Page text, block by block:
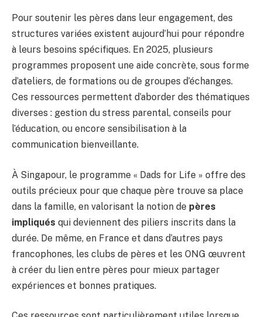
Pour soutenir les pères dans leur engagement, des
structures variées existent aujourd’hui pour répondre
à leurs besoins spécifiques. En 2025, plusieurs
programmes proposent une aide concrète, sous forme
d’ateliers, de formations ou de groupes d’échanges.
Ces ressources permettent d’aborder des thématiques
diverses : gestion du stress parental, conseils pour
l’éducation, ou encore sensibilisation à la
communication bienveillante.
À Singapour, le programme « Dads for Life » offre des
outils précieux pour que chaque père trouve sa place
dans la famille, en valorisant la notion de pères
impliqués qui deviennent des piliers inscrits dans la
durée. De même, en France et dans d’autres pays
francophones, les clubs de pères et les ONG œuvrent
à créer du lien entre pères pour mieux partager
expériences et bonnes pratiques.